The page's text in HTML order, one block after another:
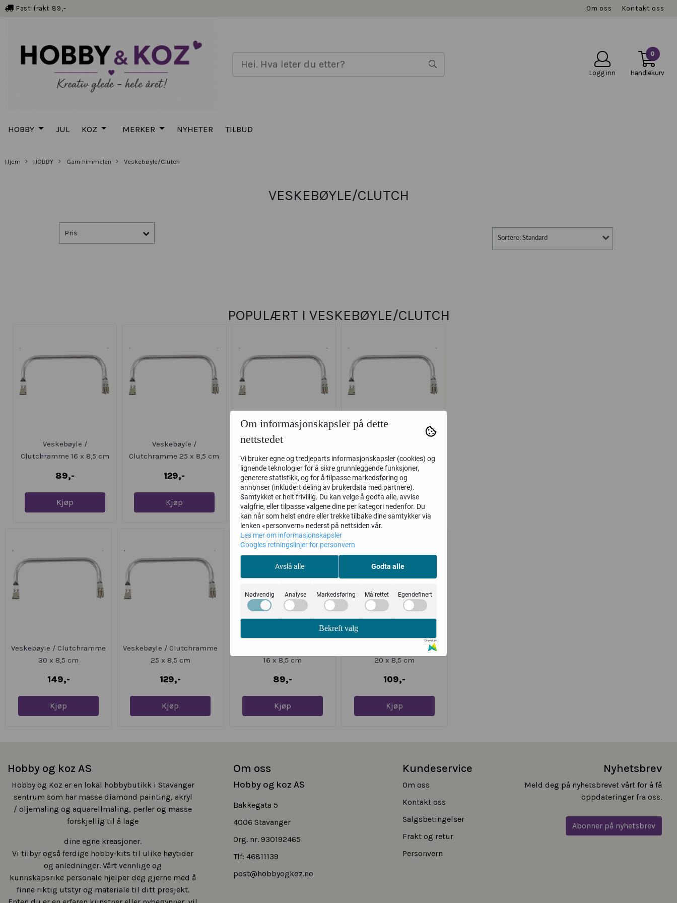
Fast frakt 89,- Om oss Kontakt oss
Logg inn
0
Handlekurv
HOBBY JUL KOZ MERKER NYHETER TILBUD
Hjem HOBBY Garn-himmelen Veskebøyle/Clutch
VESKEBØYLE/CLUTCH
Pris
Sortere: Standard
POPULÆRT I VESKEBØYLE/CLUTCH
Veskebøyle /
Clutchramme 16 x 8,5 cm
89,-
Kjøp
Veskebøyle /
Clutchramme 25 x 8,5 cm
129,-
Kjøp
Veskebøyle /
Clutchramme 30 x 8,5 cm
149,-
Kjøp
Clutchramme 20 x 8,5 cm
109,-
Kjøp
Veskebøyle / Clutchramme
30 x 8,5 cm
149,-
Kjøp
Veskebøyle / Clutchramme
25 x 8,5 cm
129,-
Kjøp
16 x 8,5 cm
89,-
Kjøp
Veskebøyle / Clutchramme
20 x 8,5 cm
109,-
Kjøp
Hobby og koz AS
Hobby og Koz er en lokal hobbybutikk i Stavanger
sentrum som har masse diamond painting, akryl
/ oljemaling og aquarellmaling, perler og masse
forskjellig til å lage
dine egne kreasjoner.
Vi tilbyr også ferdige hobby-kits til ulike høytider
og anledninger. Vårt vennlige og
kunnskapsrike personale hjelper deg gjerne med å
finne riktig utstyr og materiale til ditt prosjekt.
Om oss
Hobby og koz AS
Bakkegata 5
4006 Stavanger
Org. nr. 930192465
Tlf: 46811139
post@hobbyogkoz.no
Kundeservice
Om oss
Kontakt oss
Salgsbetingelser
Frakt og retur
Personvern
Nyhetsbrev
Meld deg på nyhetsbrevet vårt for å få
oppdateringer fra oss.
Abonner på nyhetsbrev
Om informasjonskapsler på dette
nettstedet
Vi bruker egne og tredjeparts informasjonskapsler (cookies) og
lignende teknologier for å sikre grunnleggende funksjoner,
generere statistikk, og for å tilpasse markedsføring og
annonser (inkludert deling av brukerdata med partnere).
Samtykket er helt frivillig. Du kan velge å godta alle, avvise
valgfrie, eller tilpasse valgene dine per kategori nedenfor. Du
kan når som helst endre eller trekke tilbake dine samtykker via
lenken «personvern» nederst på nettsiden vår.
Les mer om informasjonskapsler
Googles retningslinjer for personvern
Avslå alle Godta alle
Nødvendig Analyse Markedsføring Målrettet Egendefinert
Bekreft valg
Drevet av